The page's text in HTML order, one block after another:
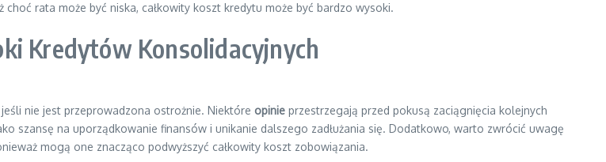
rata może być niska, całkowity koszt kredytu może być bardzo wysoki.
Kredytów Konsolidacyjnych
nie jest przeprowadzona ostrożnie. Niektóre opinie przestrzegają przed pokusą zaciągnięcia kolejnych
szansę na uporządkowanie finansów i unikanie dalszego zadłużania się. Dodatkowo, warto zwrócić uwagę
mogą one znacząco podwyższyć całkowity koszt zobowiązania.